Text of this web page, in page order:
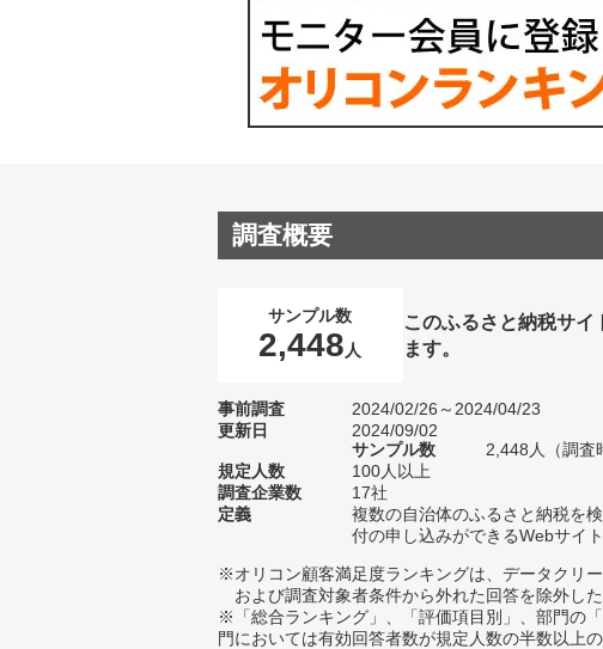
調査概要
サンプル数
2,448 人
このふるさと納税サ
ます。
事前調査
2024/02/26～2024/04/23
更新日
2024/09/02
サンプル数
2,448人（調査
規定人数
100人以上
調査企業数
17社
定義
複数の自治体のふるさと納税を
付の申し込みができるWebサイト
※オリコン顧客満足度ランキングは、データクリ
および調査対象者条件から外れた回答を除外した
※「総合ランキング」、「評価項目別」、部門の
門においては有効回答者数が規定人数の半数以上